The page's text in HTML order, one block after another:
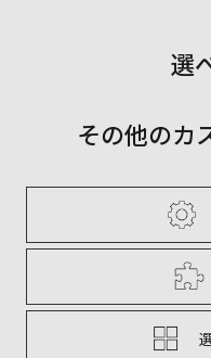
選
その他のカ